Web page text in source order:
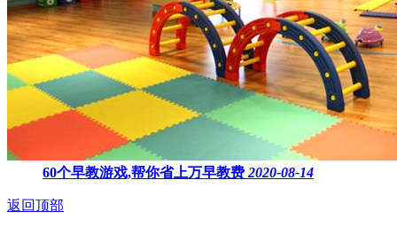
60个早教游戏,帮你省上万早教费 2020-08-14
返回顶部